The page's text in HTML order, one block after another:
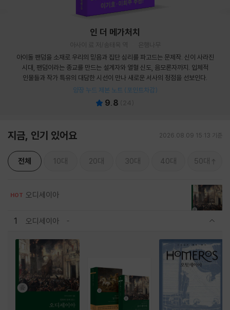
인 더 메가처치
아사이 료 저/송태욱 역
은행나무
아이돌 팬덤을 소재로 우리의 믿음과 집단 심리를 파고드는 문제작. 신이 사라진
시대, 팬덤이라는 종교를 만드는 설계자와 열혈 신도, 음모론자까지. 입체적
인물들과 작가 특유의 대담한 시선이 만나 새로운 서사의 정점을 선보인다.
양장 누드 제본 노트 (포인트차감)
9.8 24
지금, 인기 있어요 2026.08.09 15:13 기준
전체 10대 20대 30대 40대 50대
HOT 오디세이아
1 오디세이아